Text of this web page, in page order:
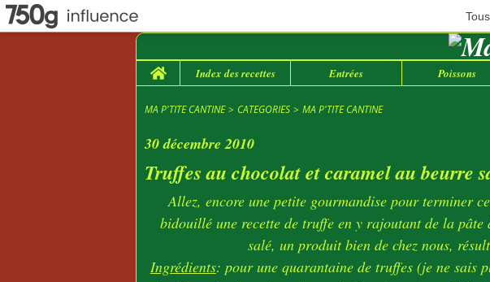
Home Index des recettes Entrées Poissons
MA P'TITE CANTINE > CATEGORIES > MA P'TITE CANTINE
30 décembre 2010
Truffes au chocolat et caramel au beurre
Allez, encore une petite gourmandise pour terminer
bidouillé une recette de truffe en y rajoutant de la
salé, un produit bien de chez nous,
Ingrédients: pour une quarantaine de truffes (je ne sais